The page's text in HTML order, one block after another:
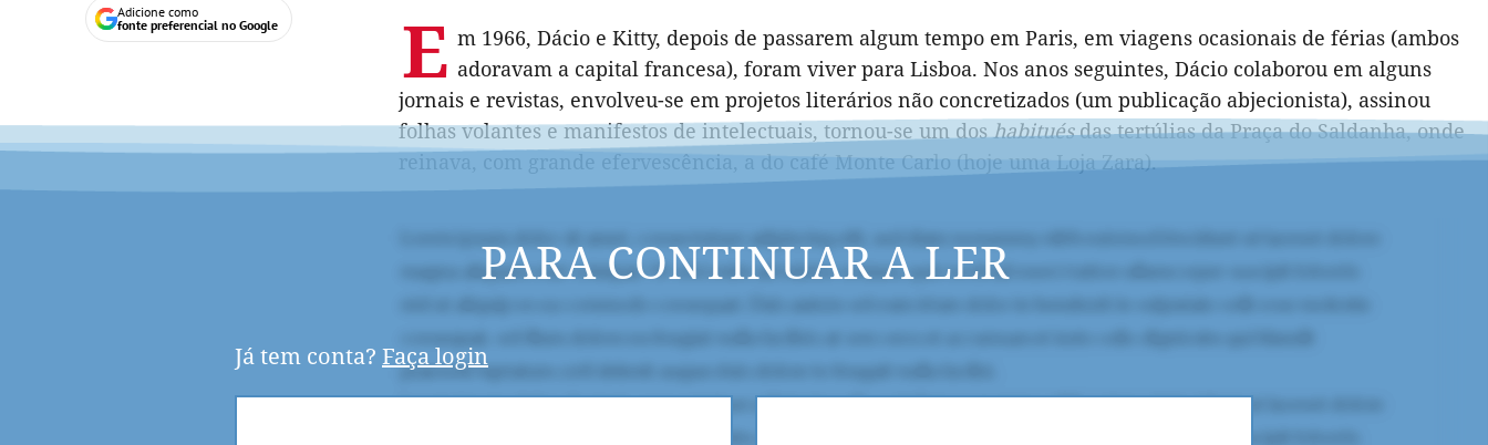
Adicione como
fonte preferencial no Google
E m 1966, Dácio e Kitty, depois de passarem algum tempo em Paris, em viagens ocasionais de férias (ambos
adoravam a capital francesa), foram viver para Lisboa. Nos anos seguintes, Dácio colaborou em alguns
jornais e revistas, envolveu-se em projetos literários não concretizados (um publicação abjecionista), assinou
folhas volantes e manifestos de intelectuais, tornou-se um doshabituésdas tertúlias da Praça do Saldanha, onde
reinava, com grande efervescência, a do café Monte Carlo (hoje uma Loja Zara).
PARA CONTINUAR A LER
Já tem conta? Faça login